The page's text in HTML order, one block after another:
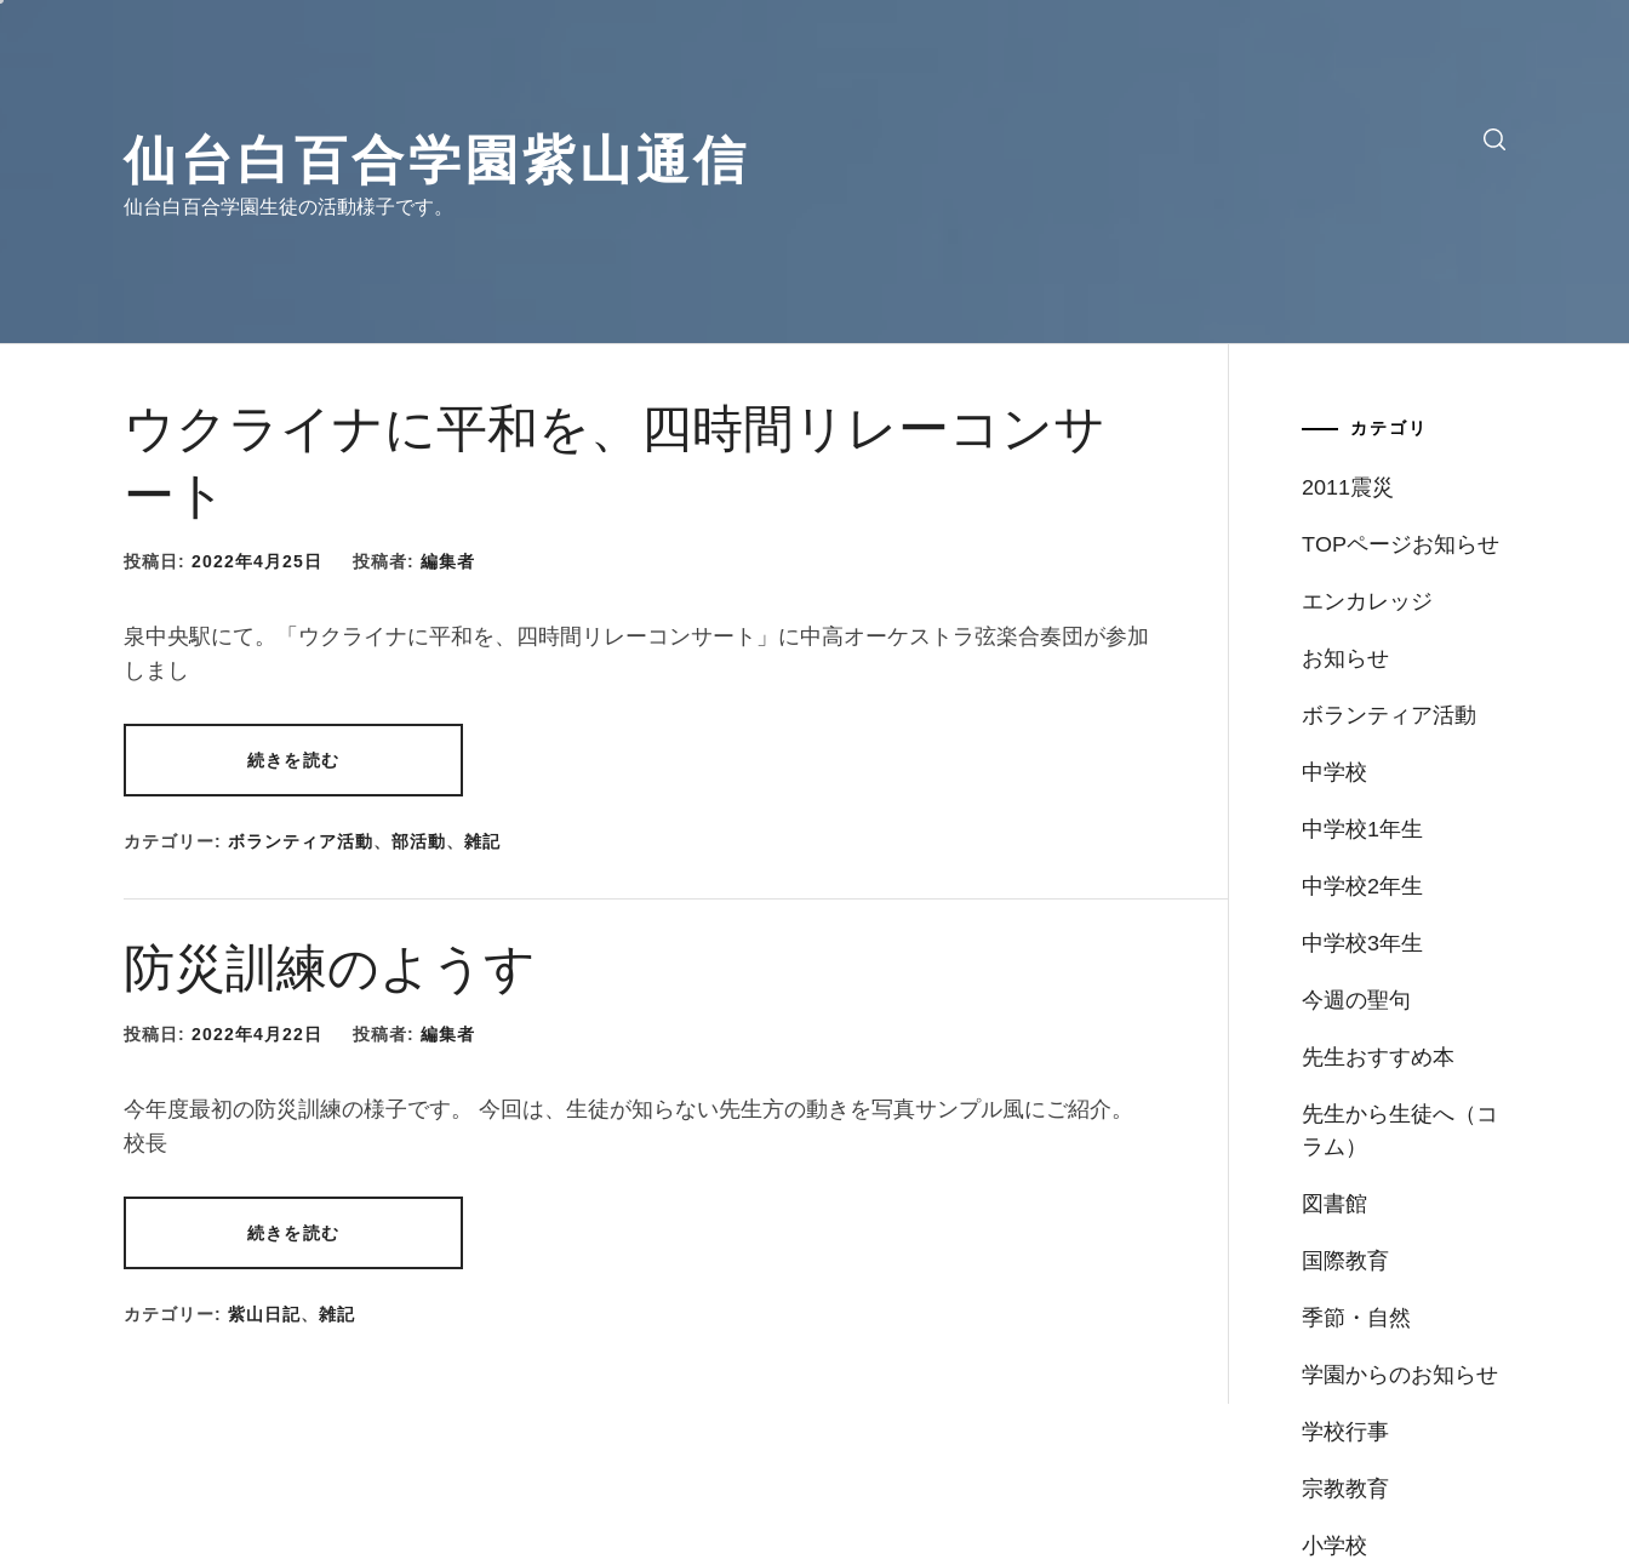
仙台白百合学園紫山通信
仙台白百合学園生徒の活動様子です。
ウクライナに平和を、四時間リレーコンサ
ート
投稿日: 2022年4月25日 投稿者: 編集者
泉中央駅にて。「ウクライナに平和を、四時間リレーコンサート」に中高オーケストラ弦楽合奏団が参加
しまし
続きを読む
カテゴリー: ボランティア活動、 部活動、 雑記
防災訓練のようす
投稿日: 2022年4月22日 投稿者: 編集者
今年度最初の防災訓練の様子です。 今回は、生徒が知らない先生方の動きを写真サンプル風にご紹介。
校長
続きを読む
カテゴリー: 紫山日記、 雑記
カテゴリ
2011震災
TOPページお知らせ
エンカレッジ
お知らせ
ボランティア活動
中学校
中学校1年生
中学校2年生
中学校3年生
今週の聖句
先生おすすめ本
先生から生徒へ（コ
ラム）
図書館
国際教育
季節・自然
学園からのお知らせ
学校行事
宗教教育
小学校